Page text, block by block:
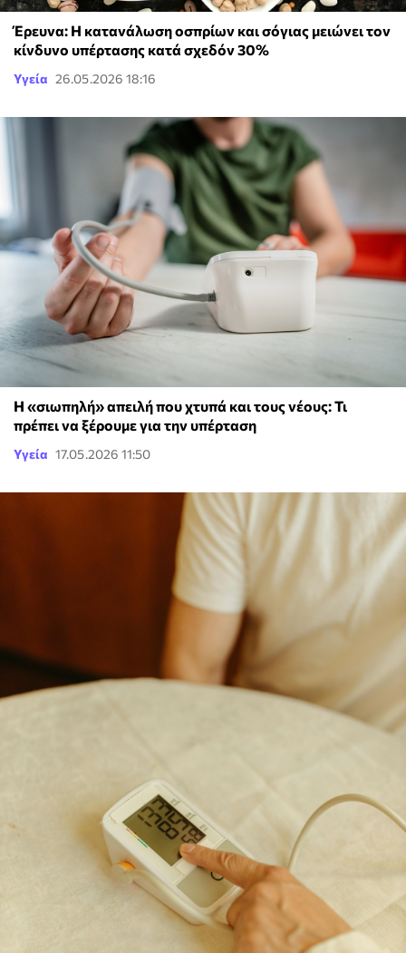
Έρευνα: Η κατανάλωση οσπρίων και σόγιας μειώνει τον
κίνδυνο υπέρτασης κατά σχεδόν 30%
Υγεία 26.05.2026 18:16
Η «σιωπηλή» απειλή που χτυπά και τους νέους: Τι
πρέπει να ξέρουμε για την υπέρταση
Υγεία 17.05.2026 11:50